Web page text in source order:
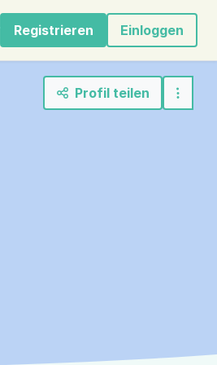
Registrieren Einloggen
Profil teilen